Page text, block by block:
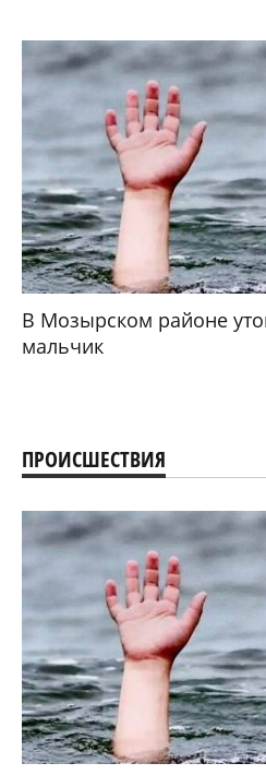
В Мозырском районе
мальчик
ПРОИСШЕСТВИЯ